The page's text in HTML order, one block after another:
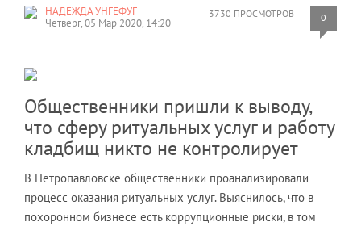
3730 ПРОСМОТРОВ 0
НАДЕЖДА УНГЕФУГ
Четверг, 05 Мар 2020, 14:20
Общественники пришли к выводу,
что сферу ритуальных услуг и работу
кладбищ никто не контролирует
В Петропавловске общественники проанализировали
процесс оказания ритуальных услуг. Выяснилось, что в
похоронном бизнесе есть коррупционные риски, в том